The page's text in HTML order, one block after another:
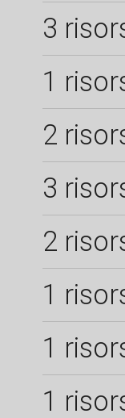
3
1
2
3
2
1
1
1